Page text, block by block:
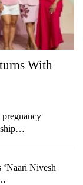
With
Nivesh